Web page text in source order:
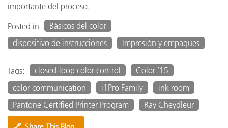
importante del proceso.
Posted in
Básicos del color
dispositivo de instrucciones
Impresión y empaques
Tags: closed-loop color control
Color ’15
color communication
i1Pro Family
ink room
Pantone Certified Printer Program
Ray Cheydleur